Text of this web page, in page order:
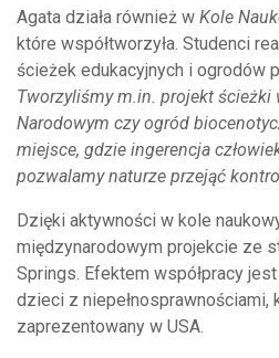
Agata działa również w Kole
które współtworzyła. Studenci
ścieżek edukacyjnych i ogrodów
Tworzyliśmy m.in. projekt ścieżki
Narodowym czy ogród
miejsce, gdzie ingerencja
pozwalamy naturze przejąć
Dzięki aktywności w kole
międzynarodowym projekcie ze
Springs. Efektem współpracy
dzieci z niepełnosprawnościami,
zaprezentowany w USA.